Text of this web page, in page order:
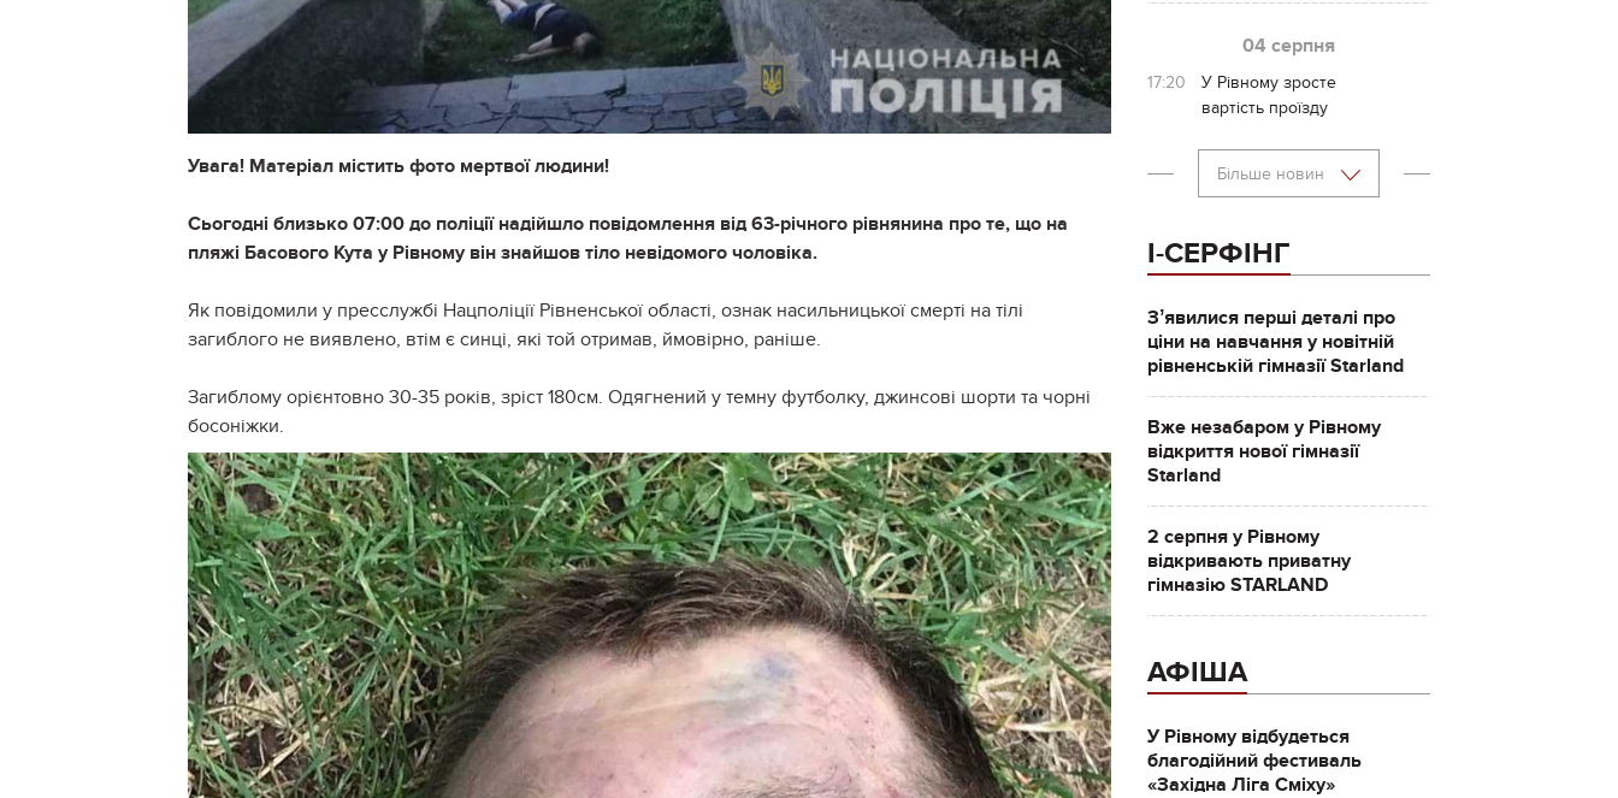
Увага! Матеріал містить фото мертвої людини!
Сьогодні близько 07:00 до поліції надійшло повідомлення від 63-річного рівнянина про те, що на
пляжі Басового Кута у Рівному він знайшов тіло невідомого чоловіка.
Як повідомили у пресслужбі Нацполіції Рівненської області, ознак насильницької смерті на тілі
загиблого не виявлено, втім є синці, які той отримав, ймовірно, раніше.
Загиблому орієнтовно 30-35 років, зріст 180см. Одягнений у темну футболку, джинсові шорти та чорні
босоніжки.
04 серпня
17:20
У Рівному зросте
вартість проїзду
Більше новин
І-СЕРФІНГ
Зʼявилися перші деталі про
ціни на навчання у новітній
рівненській гімназії Starland
Вже незабаром у Рівному
відкриття нової гімназії
Starland
2 серпня у Рівному
відкривають приватну
гімназію STARLAND
АФІША
У Рівному відбудеться
благодійний фестиваль
«Західна Ліга Сміху»